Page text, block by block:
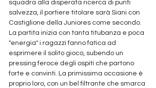
squadra alla disperata ricerca di punti
salvezza, il portiere titolare sarà Siani con
Castiglione della Juniores come secondo.
La partita inizia con tanta titubanza e poca
"energia" i ragazzi fanno fatica ad
esprimere il solito gioco, subendo un
pressing feroce degli ospiti che partono
forte e convinti. La primissima occasione è
proprio loro, con un bel filtrante che smarca